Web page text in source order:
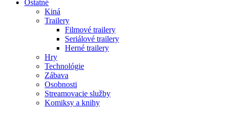
Ostatné
Kiná
Trailery
Filmové trailery
Seriálové trailery
Herné trailery
Hry
Technológie
Zábava
Osobnosti
Streamovacie služby
Komiksy a knihy